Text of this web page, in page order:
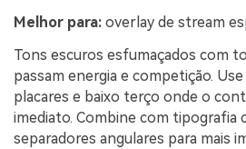
Melhor para: overlay de stream
Tons escuros esfumaçados com
passam energia e competição.
placares e baixo terço onde o
imediato. Combine com tipografia
separadores angulares para mais